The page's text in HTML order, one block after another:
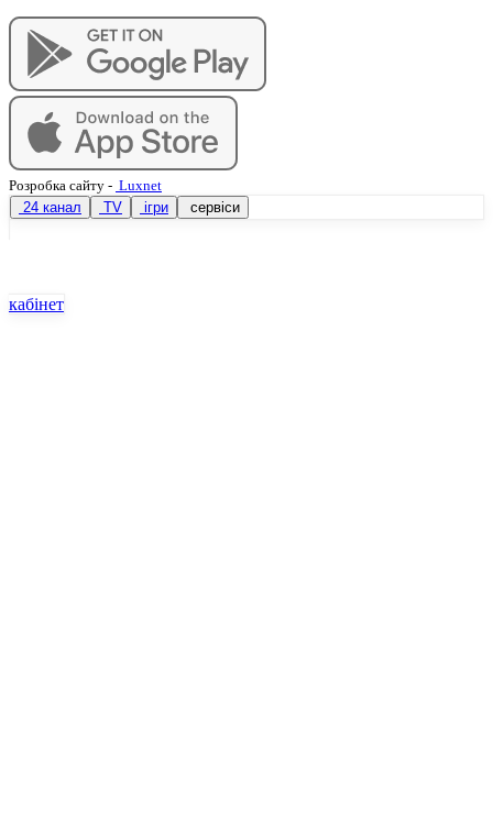
Розробка сайту - Luxnet
24 канал
TV ігри сервіси
кабінет